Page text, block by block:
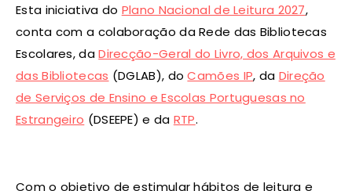
Esta iniciativa do Plano Nacional de Leitura 2027,
conta com a colaboração da Rede das Bibliotecas
Escolares, daDirecção-Geral do Livro, dos Arquivos e
das Bibliotecas (DGLAB), doCamões IP, da Direção
de Serviços de Ensino e Escolas Portuguesas no
Estrangeiro (DSEEPE) e da RTP.
Com o objetivo de estimular hábitos de leitura e